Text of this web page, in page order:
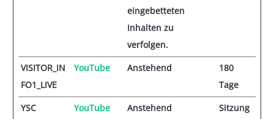
eingebetteten
Inhalten zu
verfolgen.
VISITOR_IN
FO1_LIVE
YouTube Anstehend
180
Tage
YSC
YouTube Anstehend
Sitzung